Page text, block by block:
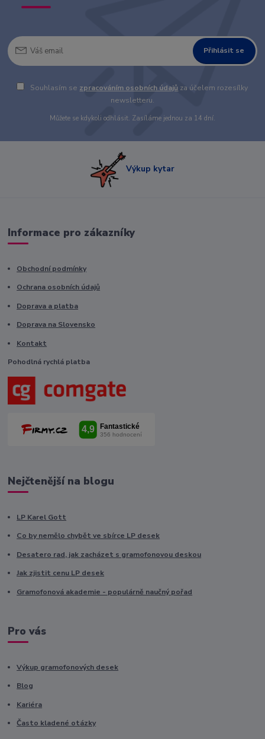
Přihlásit se
Souhlasím se zpracováním osobních údajů za účelem rozesílky
newsletteru.
Můžete se kdykoli odhlásit. Zasíláme jednou za 14 dní.
Výkup kytar
Informace pro zákazníky
Obchodní podmínky
Ochrana osobních údajů
Doprava a platba
Doprava na Slovensko
Kontakt
Pohodlná rychlá platba
Nejčtenější na blogu
LP Karel Gott
Co by nemělo chybět ve sbírce LP desek
Desatero rad, jak zacházet s gramofonovou deskou
Jak zjistit cenu LP desek
Gramofonová akademie - populárně naučný pořad
Pro vás
Výkup gramofonových desek
Blog
Kariéra
Často kladené otázky